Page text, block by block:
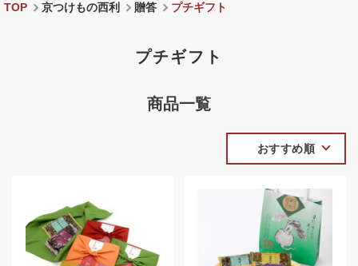
TOP 京つけもの西利 贈答 プチギフト
プチギフト
商品一覧
おすすめ順